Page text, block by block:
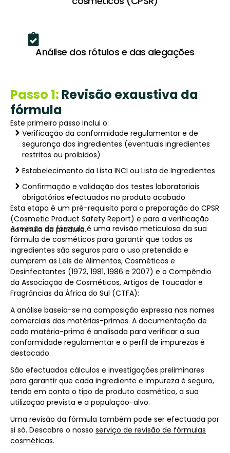
Análise dos rótulos e das alegações
Passo 1: Revisão exaustiva da
fórmula
Este primeiro passo inclui o:
Verificação da conformidade regulamentar e de
segurança dos ingredientes (eventuais ingredientes
restritos ou proibidos)
Estabelecimento da Lista INCI ou Lista de Ingredientes
Confirmação e validação dos testes laboratoriais
obrigatórios efectuados no produto acabado
Esta etapa é um pré-requisito para a preparação do CPSR
(Cosmetic Product Safety Report) e para a verificação
do rótulo do produto.
A revisão da fórmula é uma revisão meticulosa da sua
fórmula de cosméticos para garantir que todos os
ingredientes são seguros para o uso pretendido e
cumprem as Leis de Alimentos, Cosméticos e
Desinfectantes (1972, 1981, 1986 e 2007) e o Compêndio
da Associação de Cosméticos, Artigos de Toucador e
Fragrâncias da África do Sul (CTFA):
A análise baseia-se na composição expressa nos nomes
comerciais das matérias-primas. A documentação de
cada matéria-prima é analisada para verificar a sua
conformidade regulamentar e o perfil de impurezas é
destacado.
São efectuados cálculos e investigações preliminares
para garantir que cada ingrediente e impureza é seguro,
tendo em conta o tipo de produto cosmético, a sua
utilização prevista e a população-alvo.
Uma revisão da fórmula também pode ser efectuada por
si só. Descobre o nosso serviço de revisão de fórmulas
cosméticas.